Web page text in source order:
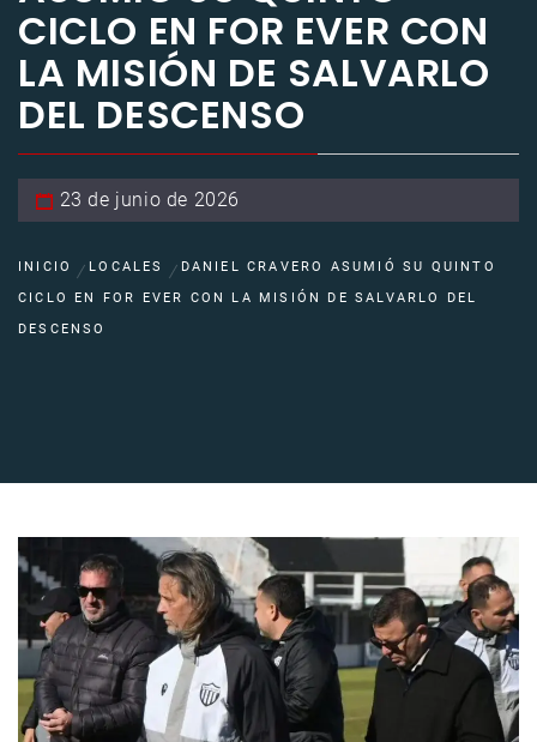
CICLO EN FOR EVER CON
LA MISIÓN DE SALVARLO
DEL DESCENSO
23 de junio de 2026
INICIO LOCALES
DANIEL CRAVERO ASUMIÓ SU QUINTO
CICLO EN FOR EVER CON LA MISIÓN DE SALVARLO DEL
DESCENSO